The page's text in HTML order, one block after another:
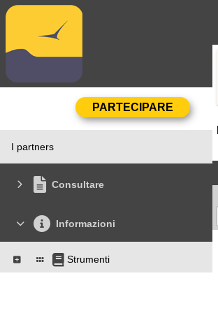
I partners
Consultare
Informazioni
Strumenti